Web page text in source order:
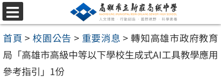
跳
至
主
要
內
選
單
首頁 > 校園公告 > 重要消息 > 轉知高雄市政府教育
局「高雄市高級中等以下學校生成式AI工具教學應用
參考指引」1份